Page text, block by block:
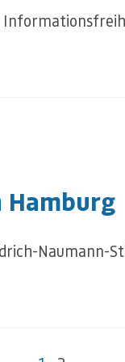
Naumann-